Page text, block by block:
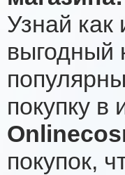
Узнай
выгодный
покупку в
покупок,